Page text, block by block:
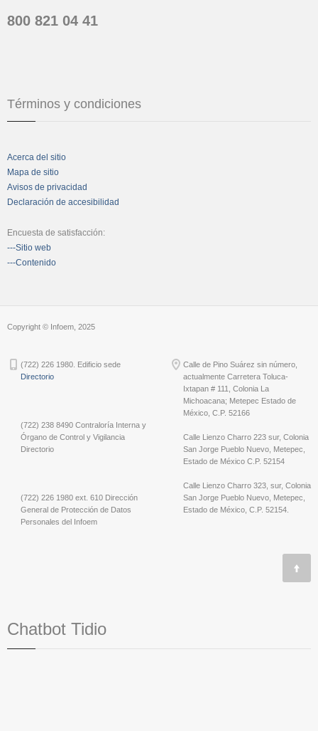
800 821 04 41
Términos y condiciones
Acerca del sitio
Mapa de sitio
Avisos de privacidad
Declaración de accesibilidad
Encuesta de satisfacción:
---Sitio web
---Contenido
Copyright © Infoem, 2025
(722) 226 1980. Edificio sede
Directorio
(722) 238 8490 Contraloría Interna y
Órgano de Control y Vigilancia
Directorio
(722) 226 1980 ext. 610 Dirección
General de Protección de Datos
Personales del Infoem
Calle de Pino Suárez sin número,
actualmente Carretera Toluca-
Ixtapan # 111, Colonia La
Michoacana; Metepec Estado de
México, C.P. 52166
Calle Lienzo Charro 223 sur, Colonia
San Jorge Pueblo Nuevo, Metepec,
Estado de México C.P. 52154
Calle Lienzo Charro 323, sur, Colonia
San Jorge Pueblo Nuevo, Metepec,
Estado de México, C.P. 52154.
Chatbot Tidio